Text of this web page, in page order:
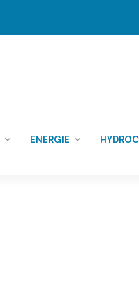
ENERGIE